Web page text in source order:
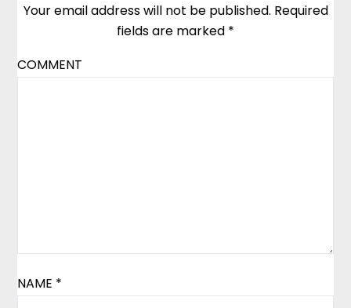
Your email address will not be published. Required
fields are marked *
COMMENT
NAME *